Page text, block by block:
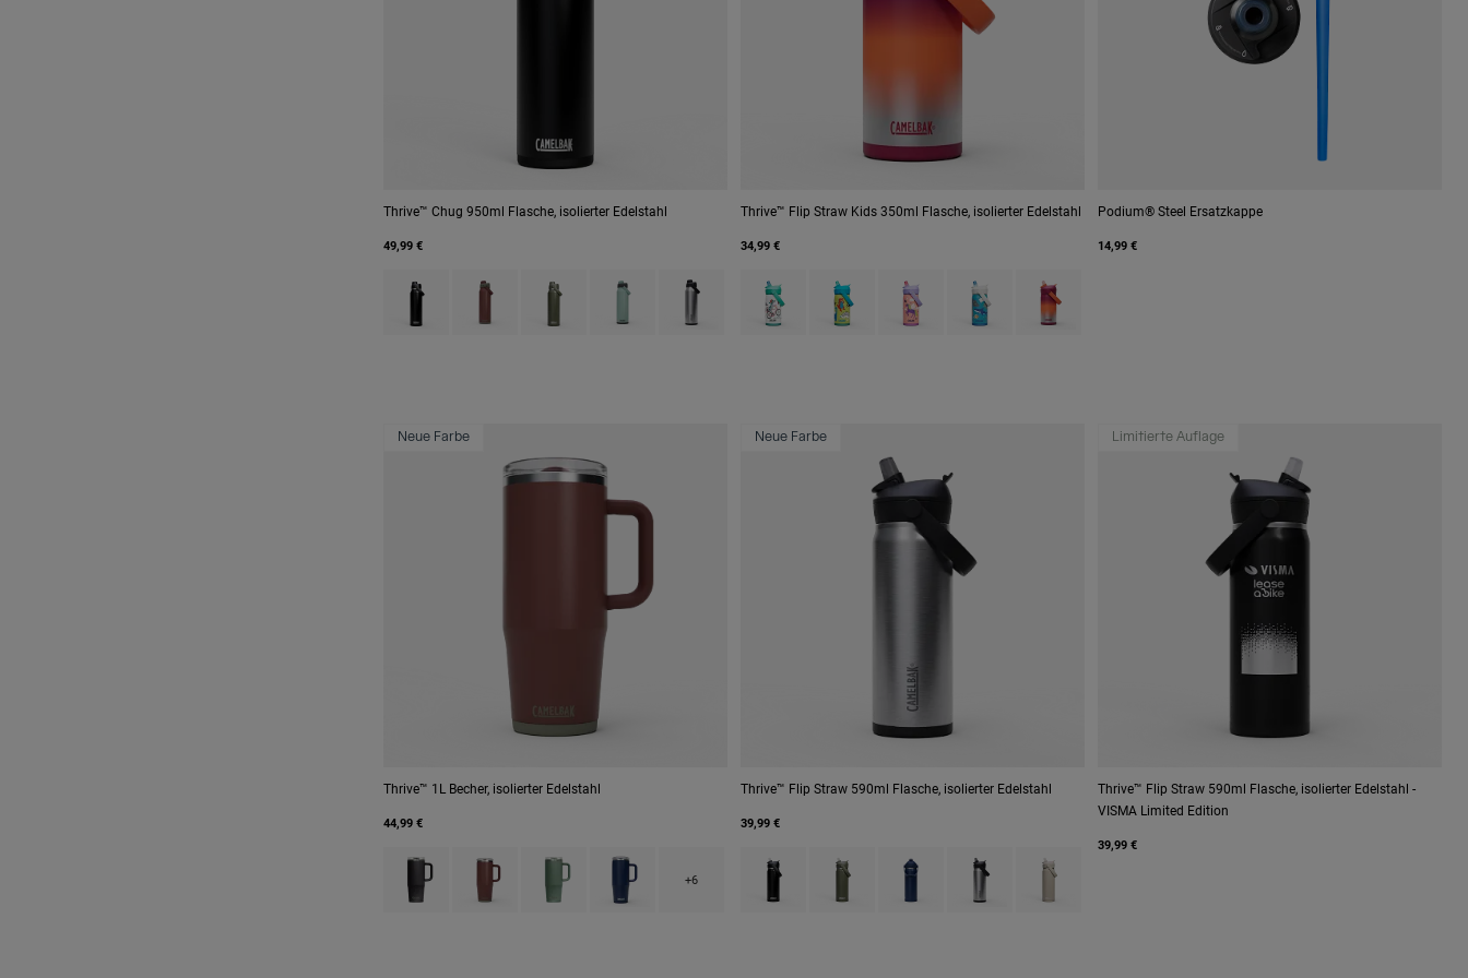
Thrive™ Chug 950ml Flasche, isolierter Edelstahl
49,99 €
Product swatch type of Black.
Product swatch type of Burnt Umber.
Product swatch type of Moss Green.
Product swatch type of Silver Mist.
Product swatch type of Stainless.
Thrive™ Flip Straw Kids 350ml Flasche, isolierter Edelstahl
34,99 €
Product swatch type of Biking Dogs.
Product swatch type of Dino Jam.
Product swatch type of Magic Unicorns.
Product swatch type of Ocean Life.
Product swatch type of Purple Haze.
Podium® Steel Ersatzkappe
14,99 €
Neue Farbe
Thrive™ 1L Becher, isolierter Edelstahl
44,99 €
Product swatch type of Black.
Product swatch type of Burnt Umber.
Product swatch type of Moss Green.
Product swatch type of Navy.
+6
Neue Farbe
Thrive™ Flip Straw 590ml Flasche, isolierter Edelstahl
39,99 €
Product swatch type of Black.
Product swatch type of Moss Green.
Product swatch type of Navy.
Product swatch type of Stainless.
Product swatch type of Stone.
Limitierte Auflage
Thrive™ Flip Straw 590ml Flasche, isolierter Edelstahl -
VISMA Limited Edition
39,99 €